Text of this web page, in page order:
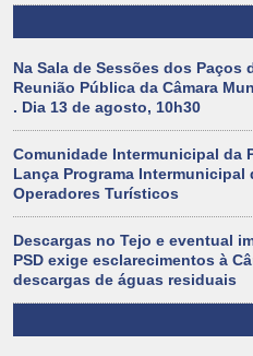
Na Sala de Sessões dos Paços
Reunião Pública da Câmara
. Dia 13 de agosto, 10h30
Comunidade Intermunicipal da
Lança Programa
Operadores Turísticos
Descargas no Tejo e eventual
PSD exige esclarecimentos à
descargas de águas residuais